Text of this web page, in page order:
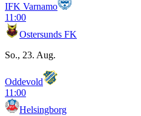
IFK Varnamo
11:00
Ostersunds FK
So., 23. Aug.
Oddevold
11:00
Helsingborg